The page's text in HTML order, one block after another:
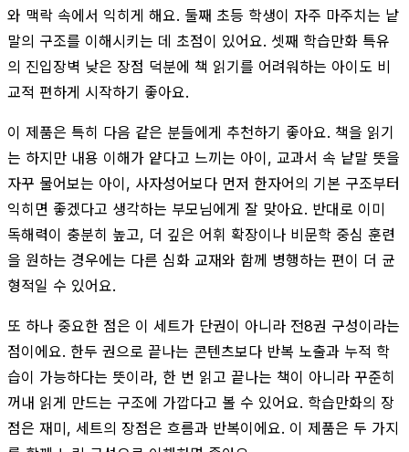
와 맥락 속에서 익히게 해요. 둘째 초등 학생이 자주 마주치는 낱
말의 구조를 이해시키는 데 초점이 있어요. 셋째 학습만화 특유
의 진입장벽 낮은 장점 덕분에 책 읽기를 어려워하는 아이도 비
교적 편하게 시작하기 좋아요.
이 제품은 특히 다음 같은 분들에게 추천하기 좋아요. 책을 읽기
는 하지만 내용 이해가 얕다고 느끼는 아이, 교과서 속 낱말 뜻을
자꾸 물어보는 아이, 사자성어보다 먼저 한자어의 기본 구조부터
익히면 좋겠다고 생각하는 부모님에게 잘 맞아요. 반대로 이미
독해력이 충분히 높고, 더 깊은 어휘 확장이나 비문학 중심 훈련
을 원하는 경우에는 다른 심화 교재와 함께 병행하는 편이 더 균
형적일 수 있어요.
또 하나 중요한 점은 이 세트가 단권이 아니라 전8권 구성이라는
점이에요. 한두 권으로 끝나는 콘텐츠보다 반복 노출과 누적 학
습이 가능하다는 뜻이라, 한 번 읽고 끝나는 책이 아니라 꾸준히
꺼내 읽게 만드는 구조에 가깝다고 볼 수 있어요. 학습만화의 장
점은 재미, 세트의 장점은 흐름과 반복이에요. 이 제품은 두 가지